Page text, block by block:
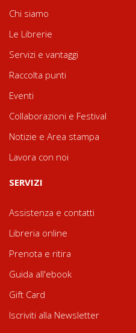
Chi siamo
Le Librerie
Servizi e vantaggi
Raccolta punti
Eventi
Collaborazioni e Festival
Notizie e Area stampa
Lavora con noi
SERVIZI
Assistenza e contatti
Libreria online
Prenota e ritira
Guida all'ebook
Gift Card
Iscriviti alla Newsletter